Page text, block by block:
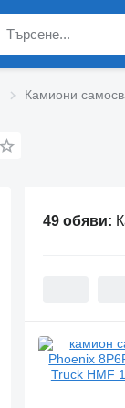
Камиони
49 обяви: